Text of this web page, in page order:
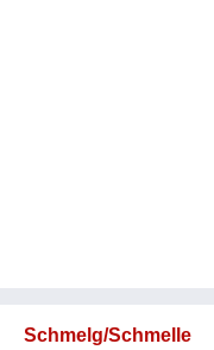
Schmelg/Schmelle